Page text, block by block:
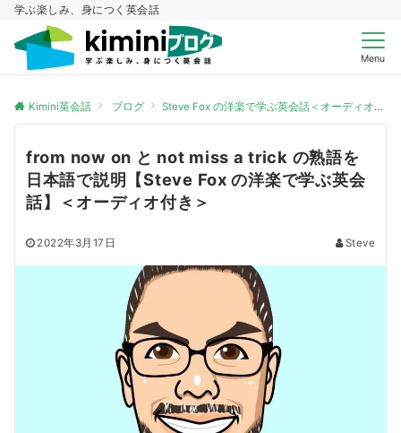
学ぶ楽しみ、身につく英会話
Menu
Kimini英会話 ブログ Steve Fox の洋楽で学ぶ英会話＜オーディオ付き＞
from now on と not miss a trick の熟語を
日本語で説明【Steve Fox の洋楽で学ぶ英会
話】＜オーディオ付き＞
2022年3月17日 Steve